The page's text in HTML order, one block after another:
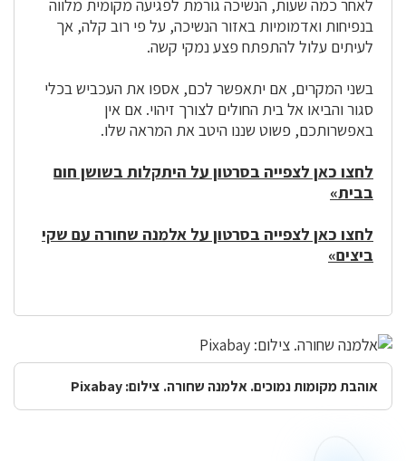
לאחר כמה שעות, הנשיכה גורמת לפגיעה מקומית מלווה
בנפיחות ואדמומיות באזור הנשיכה, על פי רוב קלה, אך
לעיתים עלול להתפתח פצע נמקי קשה.
בשני המקרים, אם יתאפשר לכם, אספו את העכביש בכלי
סגור והביאו אל בית החולים לצורך זיהוי. אם אין
באפשרותכם, פשוט שננו היטב את המראה שלו.
לחצו כאן לצפייה בסרטון על היתקלות בשושן חום
בבית»
לחצו כאן לצפייה בסרטון על אלמנה שחורה עם שקי
ביצים»
אוהבת מקומות נמוכים. אלמנה שחורה. צילום: Pixabay